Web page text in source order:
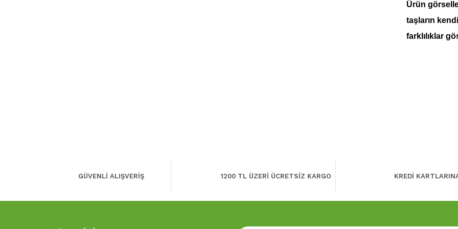
Ürün
taşların
farklılıklar
GÜVENLİ ALIŞVERİŞ 1200 TL ÜZERİ ÜCRETSİZ KARGO KREDİ